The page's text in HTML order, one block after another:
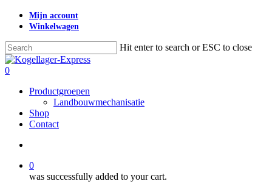
Skip
content
Mijn account
Winkelwagen
Hit enter to search or ESC to close
Close
Search
search
0
Productgroepen
Landbouwmechanisatie
Shop
Contact
0
was successfully added to your cart.